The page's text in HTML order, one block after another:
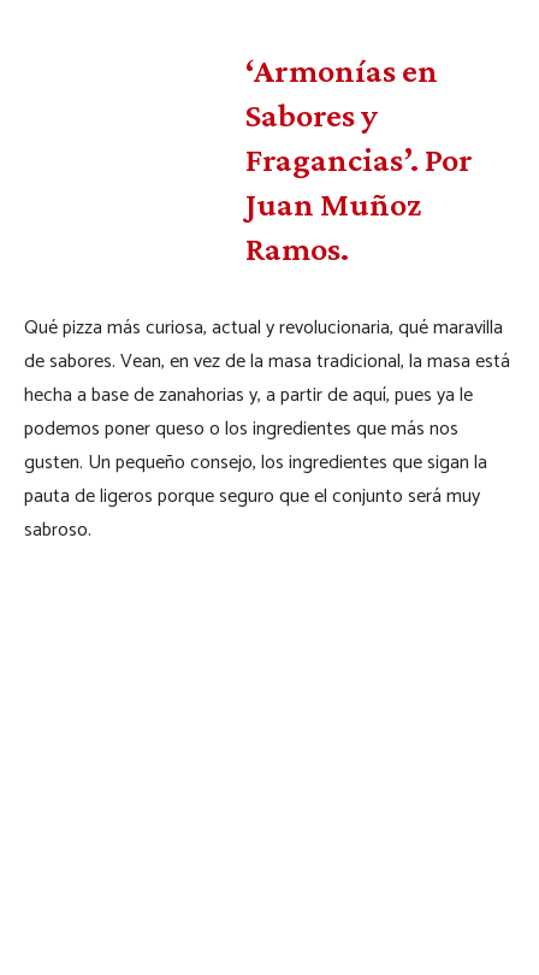
‘Armonías en
Sabores y
Fragancias’. Por
Juan Muñoz
Ramos.
Qué pizza más curiosa, actual y revolucionaria, qué maravilla
de sabores. Vean, en vez de la masa tradicional, la masa está
hecha a base de zanahorias y, a partir de aquí, pues ya le
podemos poner queso o los ingredientes que más nos
gusten. Un pequeño consejo, los ingredientes que sigan la
pauta de ligeros porque seguro que el conjunto será muy
sabroso.